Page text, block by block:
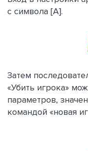
с символа [A].
Затем
«Убить игрока»
параметров,
командой «новая